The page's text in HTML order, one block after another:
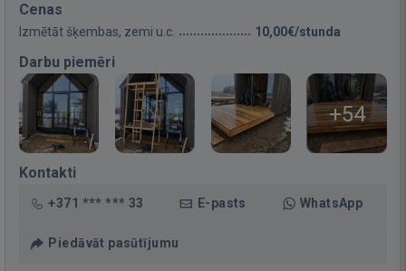
Cenas
Izmētāt šķembas, zemi u.c. 10,00€/stunda
Darbu piemēri
+54
Kontakti
+371 *** *** 33 E-pasts WhatsApp
Piedāvāt pasūtījumu